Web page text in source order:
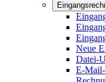
Neue
Datei-
E-